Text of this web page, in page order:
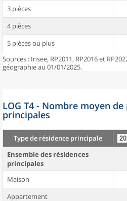
3 pièces
4 pièces
5 pièces ou plus
Sources : Insee, RP2011, RP2016 et
géographie au 01/01/2025.
LOG T4 - Nombre moyen
principales
Type de résidence principale
Ensemble des résidences
principales
Maison
Appartement